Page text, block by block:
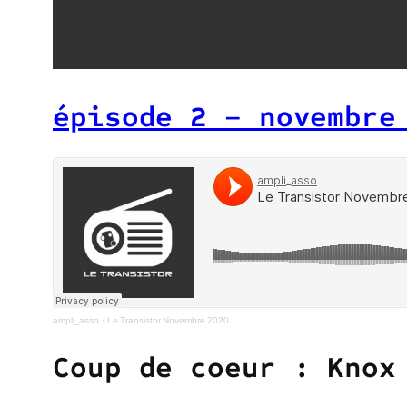
épisode 2 – novembre
ampli_asso · Le Transistor Novembre 2020
Coup de coeur : Knox